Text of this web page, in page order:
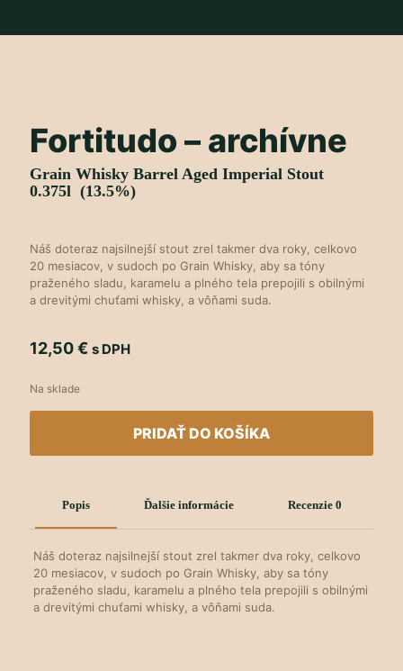
Fortitudo – archívne
Grain Whisky Barrel Aged Imperial Stout
0.375l (13.5%)
Náš doteraz najsilnejší stout zrel takmer dva roky, celkovo
20 mesiacov, v sudoch po Grain Whisky, aby sa tóny
praženého sladu, karamelu a plného tela prepojili s obilnými
a drevitými chuťami whisky, a vôňami suda.
12,50€ s DPH
Na sklade
PRIDAŤ DO KOŠÍKA
Popis Ďalšie informácie Recenzie 0
Náš doteraz najsilnejší stout zrel takmer dva roky, celkovo
20 mesiacov, v sudoch po Grain Whisky, aby sa tóny
praženého sladu, karamelu a plného tela prepojili s obilnými
a drevitými chuťami whisky, a vôňami suda.